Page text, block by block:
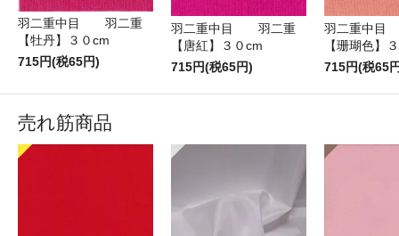
羽二重中目 羽二重
【牡丹】３０cm
715円(税65円)
羽二重中目 羽二重
【唐紅】３０cm
715円(税65円)
羽二重中
【珊瑚色】
715円(税65
売れ筋商品